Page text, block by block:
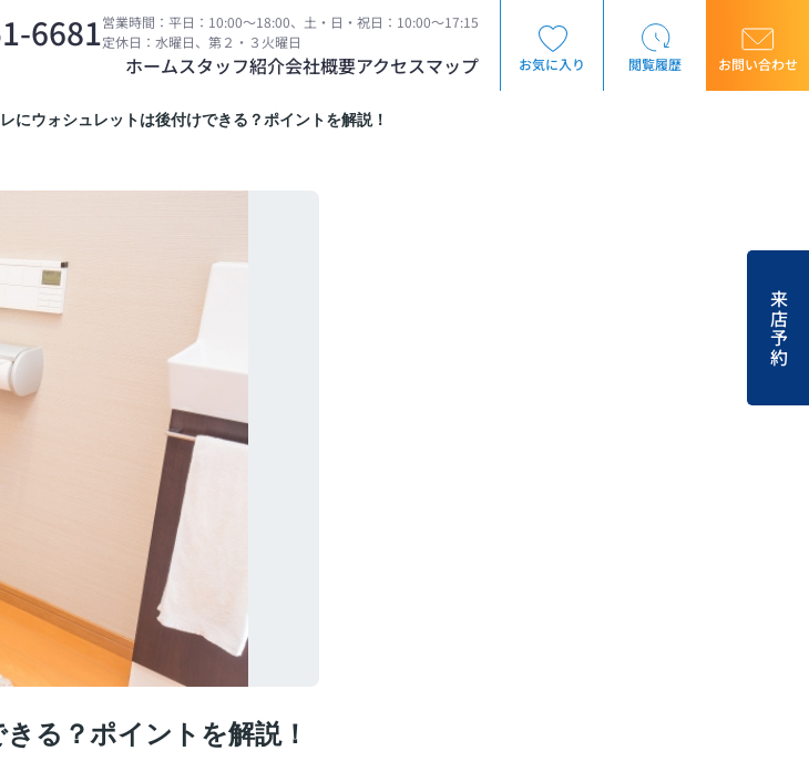
6681営業時間：平日：10:00～18:00、土・日・祝日：10:00～17:15
定休日：水曜日、第２・３火曜日
ホームスタッフ紹介会社概要アクセスマップ お気に入り 閲覧履歴 お問い合わせ
来店予約
にウォシュレットは後付けできる？ポイントを解説！
る？ポイントを解説！